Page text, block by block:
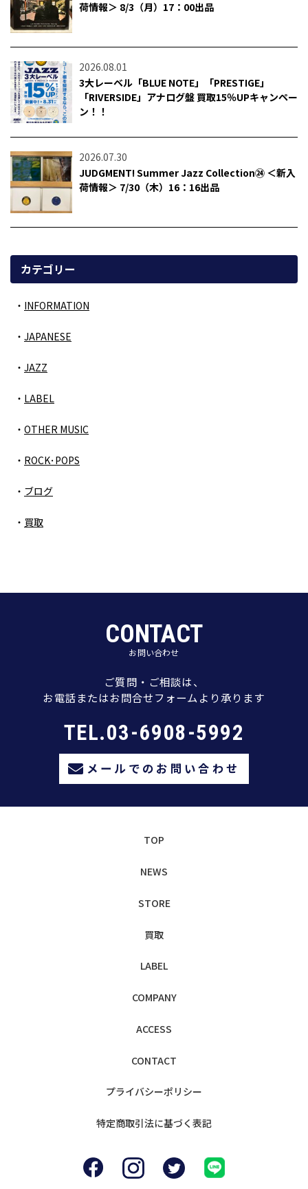
荷情報＞ 8/3（月）17：00出品
2026.08.01
3大レーベル「BLUE NOTE」「PRESTIGE」
「RIVERSIDE」アナログ盤 買取15％UPキャンペー
ン！！
2026.07.30
JUDGMENT! Summer Jazz Collection㉔ ＜新入
荷情報＞ 7/30（木）16：16出品
カテゴリー
INFORMATION
JAPANESE
JAZZ
LABEL
OTHER MUSIC
ROCK･POPS
ブログ
買取
CONTACT
お問い合わせ
ご質問・ご相談は、
お電話またはお問合せフォームより承ります
TEL.03-6908-5992
メールでのお問い合わせ
TOP
NEWS
STORE
買取
LABEL
COMPANY
ACCESS
CONTACT
プライバシーポリシー
特定商取引法に基づく表記